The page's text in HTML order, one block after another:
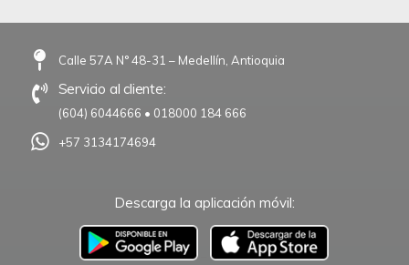
Calle 57A N° 48-31 – Medellín, Antioquia
Servicio al cliente:
(604) 6044666 • 018000 184 666
+57 3134174694
Descarga la aplicación móvil:
–